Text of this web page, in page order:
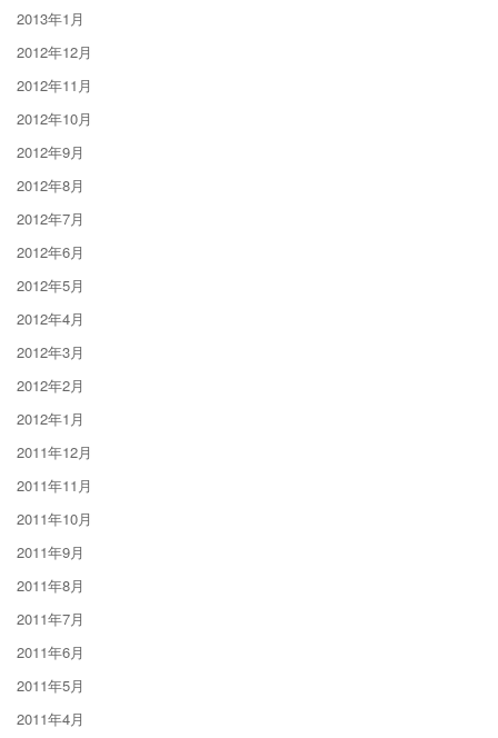
2013年1月
2012年12月
2012年11月
2012年10月
2012年9月
2012年8月
2012年7月
2012年6月
2012年5月
2012年4月
2012年3月
2012年2月
2012年1月
2011年12月
2011年11月
2011年10月
2011年9月
2011年8月
2011年7月
2011年6月
2011年5月
2011年4月